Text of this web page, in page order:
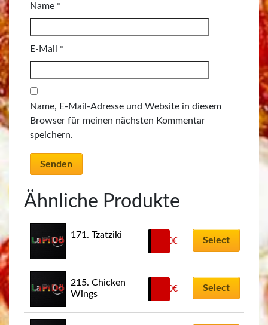
Name *
E-Mail *
Name, E-Mail-Adresse und Website in diesem
Browser für meinen nächsten Kommentar
speichern.
Ähnliche Produkte
171. Tzatziki
2,50€ Select
215. Chicken
Wings
8,50€ Select